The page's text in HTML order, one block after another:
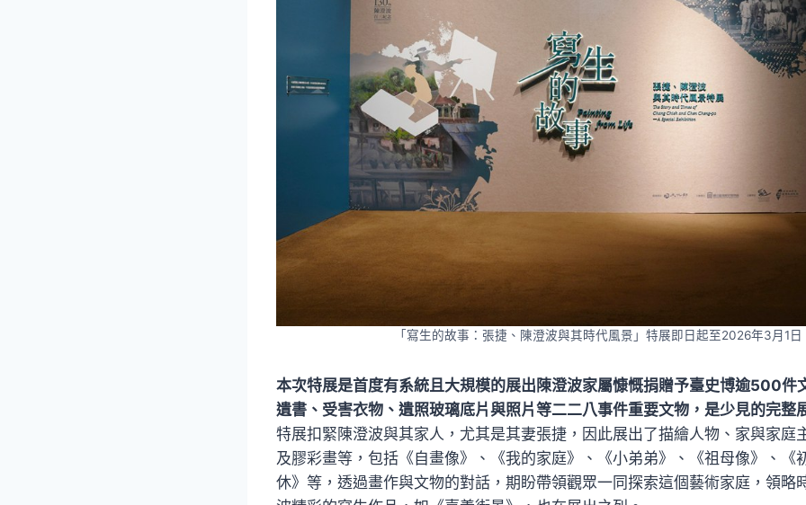
「寫生的故事：張捷、陳澄波與其時代風景」特展即日起至2026年3月1日
本次特展是首度有系統且大規模的展出陳澄波家屬慷慨捐贈予臺史博逾500件
遺書、受害衣物、遺照玻璃底片與照片等二二八事件重要文物，是少見的完整
特展扣緊陳澄波與其家人，尤其是其妻張捷，因此展出了描繪人物、家與家庭
及膠彩畫等，包括《自畫像》、《我的家庭》、《小弟弟》、《祖母像》、《
休》等，透過畫作與文物的對話，期盼帶領觀眾一同探索這個藝術家庭，領略